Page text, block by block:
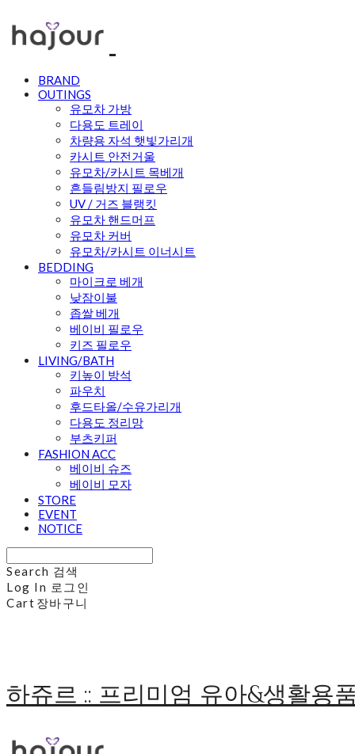
BRAND
OUTINGS
유모차 가방
다용도 트레이
차량용 자석 햇빛가리개
카시트 안전거울
유모차/카시트 목베개
흔들림방지 필로우
UV / 거즈 블랭킷
유모차 핸드머프
유모차 커버
유모차/카시트 이너시트
BEDDING
마이크로 베개
낮잠이불
좁쌀 베개
베이비 필로우
키즈 필로우
LIVING/BATH
키높이 방석
파우치
후드타올/수유가리개
다용도 정리망
부츠키퍼
FASHION ACC
베이비 슈즈
베이비 모자
STORE
EVENT
NOTICE
Search 검색
Log In 로그인
Cart 장바구니
하쥬르 :: 프리미엄 유아&생활용